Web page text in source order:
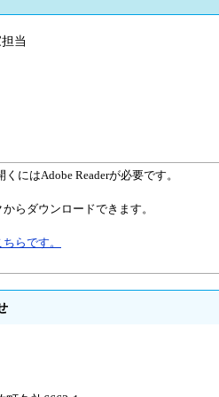
当
にはAdobe Readerが必要です。
らダウンロードできます。
らです。